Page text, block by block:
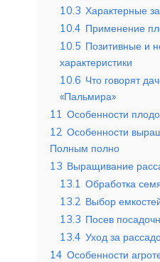
10.3 Характерные
10.4 Применение
10.5 Позитивные и
характеристики
10.6 Что говорят
«Пальмира»
11 Особенности
12 Особенности
Полным полно
13 Выращивание
13.1 Обработка
13.2 Выбор
13.3 Посев
13.4 Уход за
14 Особенности